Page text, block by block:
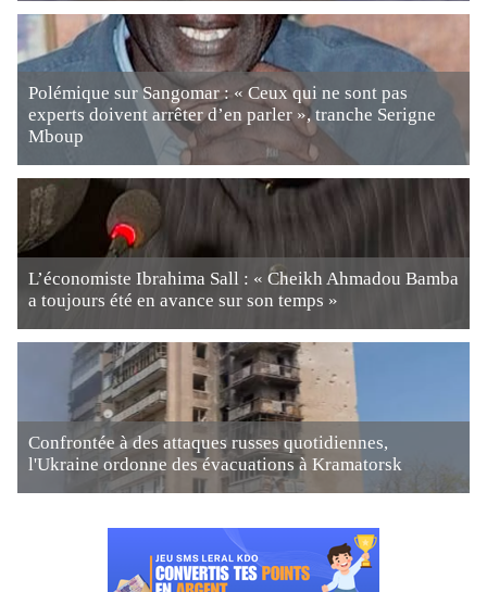
Polémique sur Sangomar : « Ceux qui ne sont pas
experts doivent arrêter d’en parler », tranche Serigne
Mboup
L’économiste Ibrahima Sall : « Cheikh Ahmadou Bamba
a toujours été en avance sur son temps »
Confrontée à des attaques russes quotidiennes,
l'Ukraine ordonne des évacuations à Kramatorsk